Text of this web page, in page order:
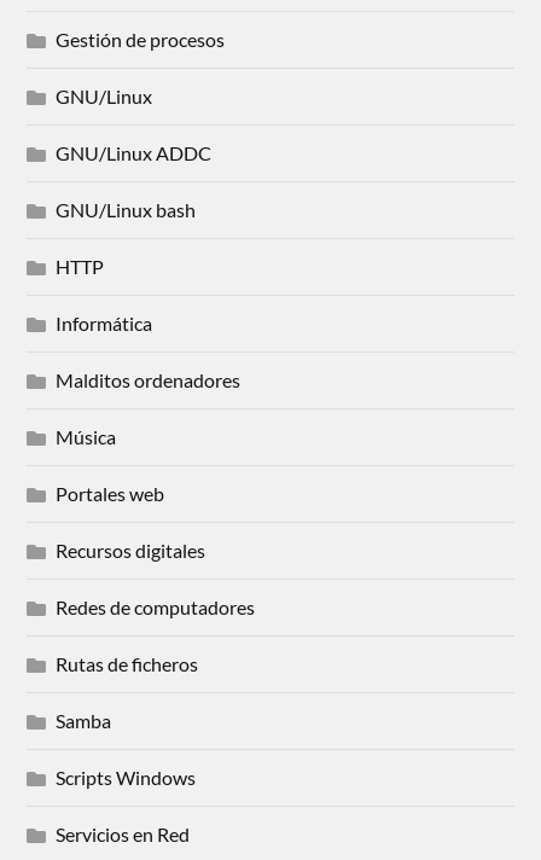
Gestión de procesos
GNU/Linux
GNU/Linux ADDC
GNU/Linux bash
HTTP
Informática
Malditos ordenadores
Música
Portales web
Recursos digitales
Redes de computadores
Rutas de ficheros
Samba
Scripts Windows
Servicios en Red